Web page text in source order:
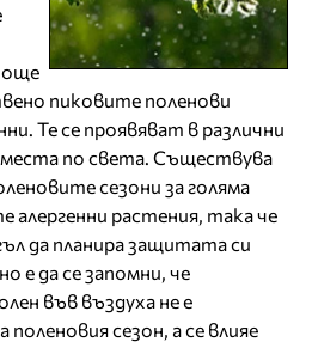
още
пиковите поленови
Те се проявяват в различни
по света. Съществува
сезони за голяма
алергенни растения, така че
да планира защитата си
е да се запомни, че
във въздуха не е
сезон, а се влияе